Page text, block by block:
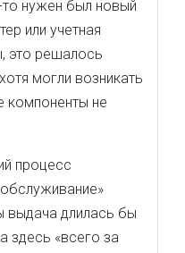
нужен был новый
или учетная
это решалось
могли возникать
компоненты не
процесс
выдача длилась бы
здесь «всего за